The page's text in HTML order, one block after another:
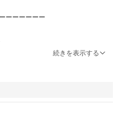
ーーーーーー
ダメージ等の理由で返品は致しか
続きを表示する